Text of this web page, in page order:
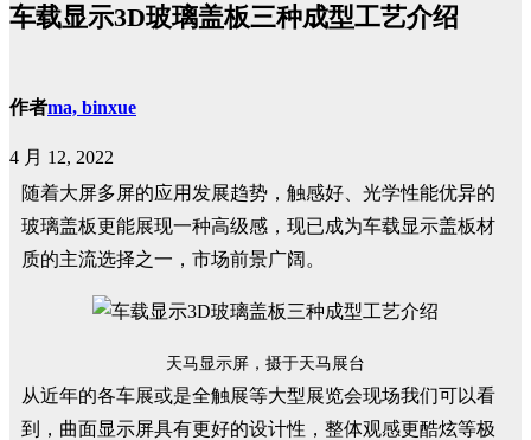
车载显示3D玻璃盖板三种成型工艺介绍
作者ma, binxue
4 月 12, 2022
随着大屏多屏的应用发展趋势，触感好、光学性能优异的
玻璃盖板更能展现一种高级感，现已成为车载显示盖板材
质的主流选择之一，市场前景广阔。
天马显示屏，摄于天马展台
从近年的各车展或是全触展等大型展览会现场我们可以看
到，曲面显示屏具有更好的设计性，整体观感更酷炫等极